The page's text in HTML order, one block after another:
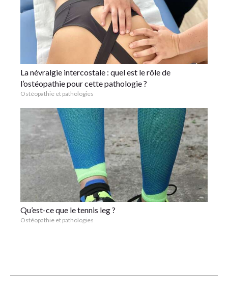
La névralgie intercostale : quel est le rôle de
l’ostéopathie pour cette pathologie ?
Ostéopathie et pathologies
Qu’est-ce que le tennis leg ?
Ostéopathie et pathologies